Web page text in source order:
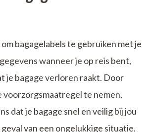
bagagelabels te gebruiken met je
wanneer je op reis bent,
je bagage verloren raakt. Door
voorzorgsmaatregel te nemen,
dat je bagage snel en veilig bij jou
van een ongelukkige situatie.